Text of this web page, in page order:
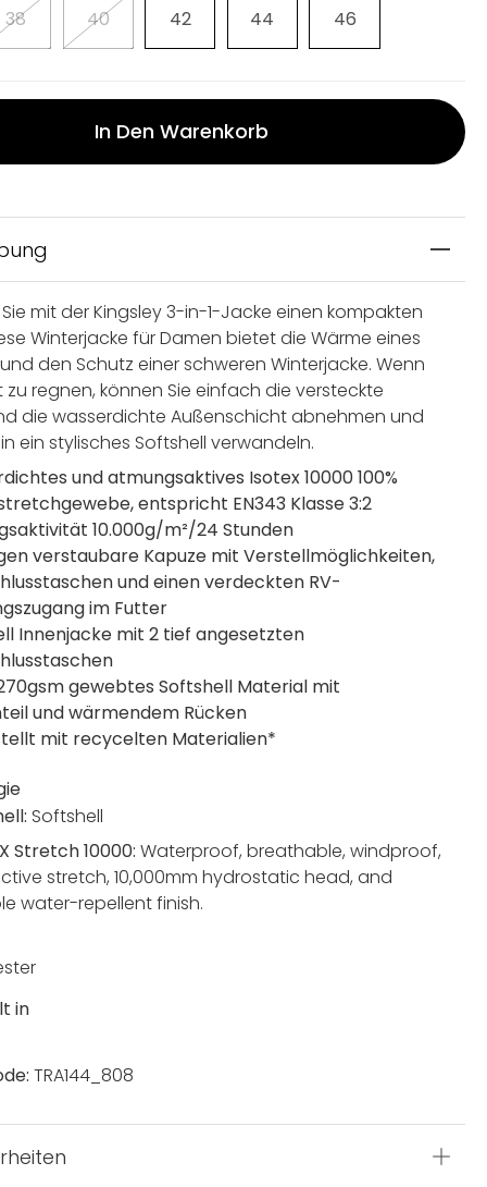
38 40 42 44 46
In Den Warenkorb
mit der Kingsley 3-in-1-Jacke einen kompakten
Winterjacke für Damen bietet die Wärme eines
den Schutz einer schweren Winterjacke. Wenn
regnen, können Sie einfach die versteckte
die wasserdichte Außenschicht abnehmen und
ein stylisches Softshell verwandeln.
und atmungsaktives Isotex 10000 100%
entspricht EN343 Klasse 3:2
10.000g/m²/24 Stunden
verstaubare Kapuze mit Verstellmöglichkeiten,
und einen verdeckten RV-
im Futter
Innenjacke mit 2 tief angesetzten
gewebtes Softshell Material mit
und wärmendem Rücken
mit recycelten Materialien*
Softshell
Stretch 10000:Waterproof, breathable, windproof,
stretch, 10,000mm hydrostatic head, and
water-repellent finish.
in
TRA144_808